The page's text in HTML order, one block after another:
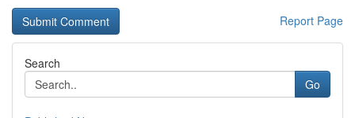
Report Page
Search
Go